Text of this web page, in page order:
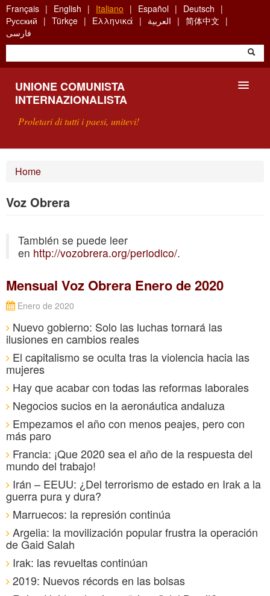
Skip
to
main
content
Français English Italiano Español
Deutsch
Русский
Türkçe Ελληνικά العربية
简体中文
فارسی
UNIONE COMUNISTA
INTERNAZIONALISTA
Proletari di tutti i paesi, unitevi!
SCRIVETECI
Home
Voz Obrera
También se puede leer
en http://vozobrera.org/periodico/.
Mensual Voz Obrera Enero de 2020
Enero de 2020
Nuevo gobierno: Solo las luchas tornará las
ilusiones en cambios reales
El capitalismo se oculta tras la violencia hacia las
mujeres
Hay que acabar con todas las reformas laborales
Negocios sucios en la aeronáutica andaluza
Empezamos el año con menos peajes, pero con
más paro
Francia: ¡Que 2020 sea el año de la respuesta del
mundo del trabajo!
Irán – EEUU: ¿Del terrorismo de estado en Irak a la
guerra pura y dura?
Marruecos: la represión continúa
Argelia: la movilización popular frustra la operación
de Gaid Salah
Irak: las revueltas continúan
2019: Nuevos récords en las bolsas